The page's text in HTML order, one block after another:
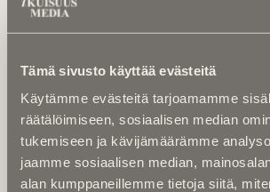
Tämä sivusto käyttää evästeitä
Käytämme evästeitä tarjoamamme
räätälöimiseen, sosiaalisen median
tukemiseen ja kävijämäärämme
jaamme sosiaalisen median,
alan kumppaneillemme tietoja siitä,
Tilaa uutiskirje - Pääset heti
artikkelien pariin!
Kirjoita alle sähköpostiosoitteesi niin
etteivät kiinnostavat artikkelit jää
Uutiskirje on maksuton eikä se velvoita
Kirjoita tähän sähköpostiosoite, johon
tulevan: